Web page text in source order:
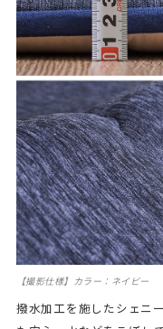
【撮影仕様】カラー：ネイビー
撥水加工を施したシェニ